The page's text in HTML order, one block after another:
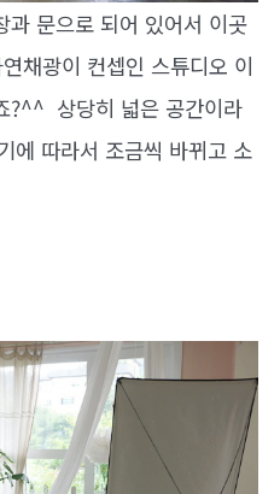
과 문으로 되어 있어서 이곳
채광이 컨셉인 스튜디오 이
?^^ 상당히 넓은 공간이라
에 따라서 조금씩 바뀌고 소